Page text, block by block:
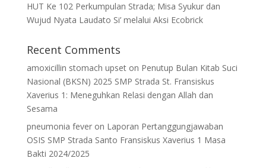
HUT Ke 102 Perkumpulan Strada; Misa Syukur dan
Wujud Nyata Laudato Si’ melalui Aksi Ecobrick
Recent Comments
amoxicillin stomach upseton Penutup Bulan Kitab Suci
Nasional (BKSN) 2025 SMP Strada St. Fransiskus
Xaverius 1: Meneguhkan Relasi dengan Allah dan
Sesama
pneumonia feveron Laporan Pertanggungjawaban
OSIS SMP Strada Santo Fransiskus Xaverius 1 Masa
Bakti 2024/2025